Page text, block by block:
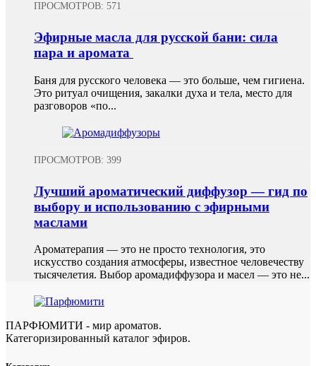
ПРОСМОТРОВ: 571
Эфирные масла для русской бани: сила
пара и аромата
Баня для русского человека — это больше, чем гигиена.
Это ритуал очищения, закалки духа и тела, место для
разговоров «по...
ПРОСМОТРОВ: 399
Лучший ароматический диффузор — гид по
выбору и использованию с эфирными
маслами
Ароматерапия — это не просто технология, это
искусство создания атмосферы, известное человечеству
тысячелетия. Выбор аромадиффузора и масел — это не...
ПАРФЮМИТИ - мир ароматов.
Категоризированный каталог эфиров.